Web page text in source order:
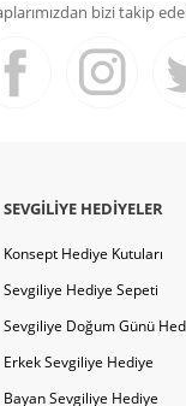
bizi takip
SEVGILIYE HEDIYELER
Konsept Hediye Kutuları
Sevgiliye Hediye Sepeti
Sevgiliye Doğum Günü
Erkek Sevgiliye Hediye
Bayan Sevgiliye Hediye